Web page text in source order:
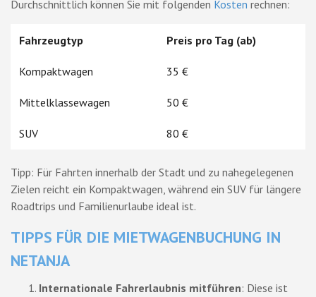
Durchschnittlich können Sie mit folgenden Kosten rechnen:
Fahrzeugtyp Preis pro Tag (ab)
Kompaktwagen 35 €
Mittelklassewagen 50 €
SUV 80 €
Tipp: Für Fahrten innerhalb der Stadt und zu nahegelegenen
Zielen reicht ein Kompaktwagen, während ein SUV für längere
Roadtrips und Familienurlaube ideal ist.
TIPPS FÜR DIE MIETWAGENBUCHUNG IN
NETANJA
Internationale Fahrerlaubnis mitführen: Diese ist